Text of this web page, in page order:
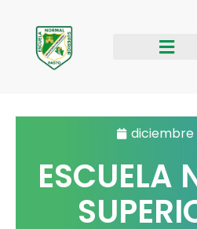
contenido
diciembre
ESCUELA